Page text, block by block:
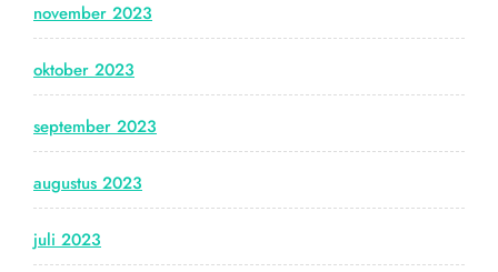
november 2023
oktober 2023
september 2023
augustus 2023
juli 2023